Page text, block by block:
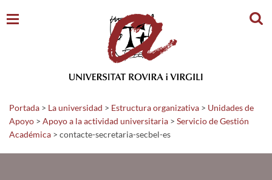
Portada > La universidad > Estructura organizativa > Unidades de
Apoyo > Apoyo a la actividad universitaria > Servicio de Gestión
Académica > contacte-secretaria-secbel-es